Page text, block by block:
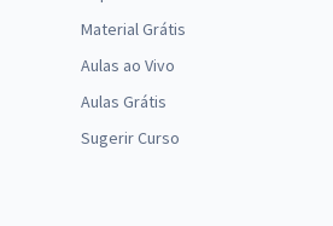
Material Grátis
Aulas ao Vivo
Aulas Grátis
Sugerir Curso